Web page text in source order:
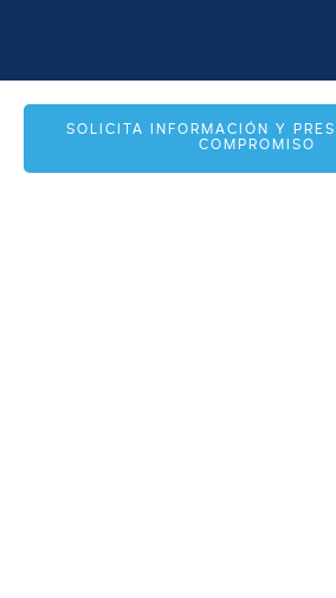
SOLICITA INFORMACIÓN Y
COMPROMISO
Alfonso I, 17 Planta 1ª